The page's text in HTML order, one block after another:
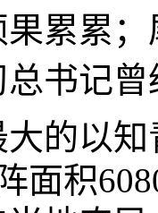
累累
书记
的以
面积